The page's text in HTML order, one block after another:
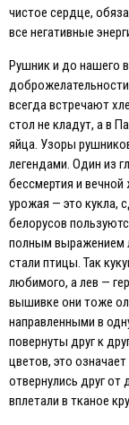
чистое сердце,
все негативные
Рушник и до нашего
доброжелательности
всегда встречают
стол не кладут, а в
яйца. Узоры
легендами. Один из
бессмертия и
урожая — это кукла,
белорусов
полным выражением
стали птицы. Так
любимого, а лев —
вышивке они тоже
направленными в
повернуты друг к
цветов, это
отвернулись друг
вплетали в тканое